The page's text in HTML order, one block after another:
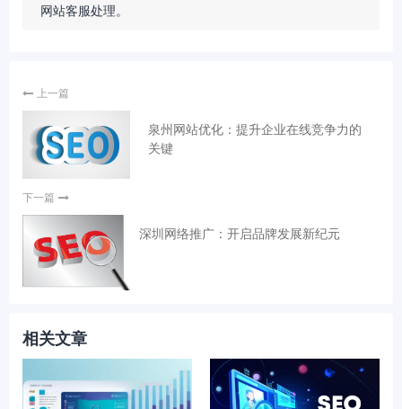
网站客服处理。
上一篇
泉州网站优化：提升企业在线竞争力的
关键
下一篇
深圳网络推广：开启品牌发展新纪元
相关文章